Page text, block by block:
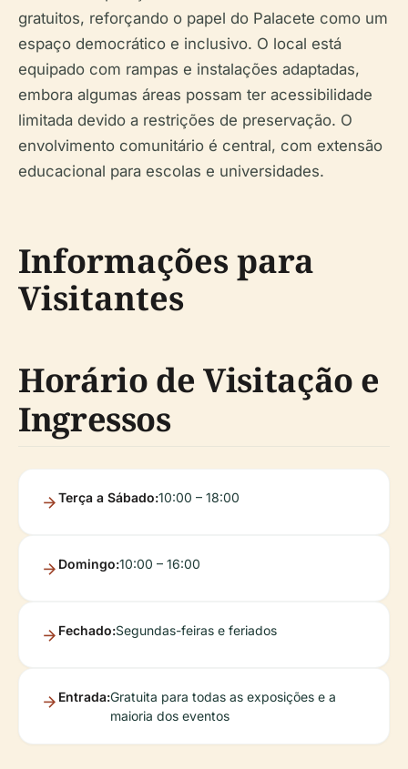
gratuitos, reforçando o papel do Palacete como um
espaço democrático e inclusivo. O local está
equipado com rampas e instalações adaptadas,
embora algumas áreas possam ter acessibilidade
limitada devido a restrições de preservação. O
envolvimento comunitário é central, com extensão
educacional para escolas e universidades.
Informações para
Visitantes
Horário de Visitação e
Ingressos
Terça a Sábado:10:00 – 18:00
Domingo:10:00 – 16:00
Fechado:Segundas-feiras e feriados
Entrada:Gratuita para todas as exposições e a
maioria dos eventos